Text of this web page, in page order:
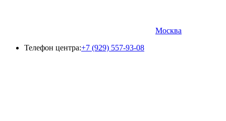
Москва
Телефон центра:+7 (929) 557-93-08